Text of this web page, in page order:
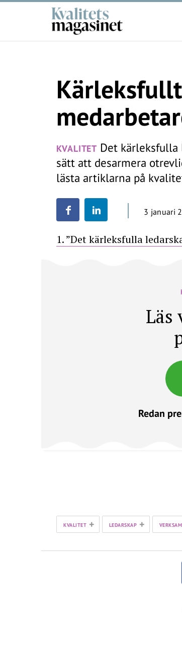
KVALITET Det kärleksfulla
sätt att desarmera
lästa artiklarna på
3 januari
1. ”Det kärleksfulla
Läs
Redan
KVALITET + LEDARSKAP +